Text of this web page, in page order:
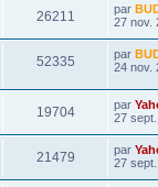
26211 par
27 nov.
52335 par
24 nov.
19704 par
27
21479 par
27